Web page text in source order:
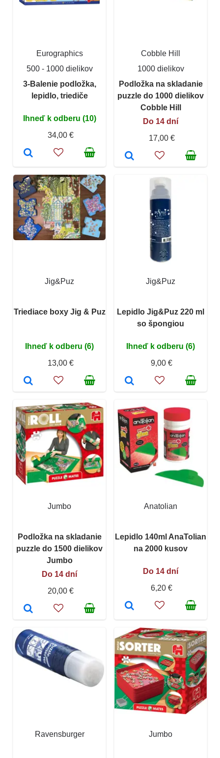
Eurographics
500 - 1000 dielikov
3-Balenie podložka,
lepidlo, triediče
Ihneď k odberu (10)
34,00 €
Cobble Hill
1000 dielikov
Podložka na skladanie
puzzle do 1000 dielikov
Cobble Hill
Do 14 dní
17,00 €
Jig&Puz
Triediace boxy Jig & Puz
Ihneď k odberu (6)
13,00 €
Jig&Puz
Lepidlo Jig&Puz 220 ml
so špongiou
Ihneď k odberu (6)
9,00 €
Jumbo
Podložka na skladanie
puzzle do 1500 dielikov
Jumbo
Do 14 dní
20,00 €
Anatolian
Lepidlo 140ml AnaTolian
na 2000 kusov
Do 14 dní
6,20 €
Ravensburger Jumbo